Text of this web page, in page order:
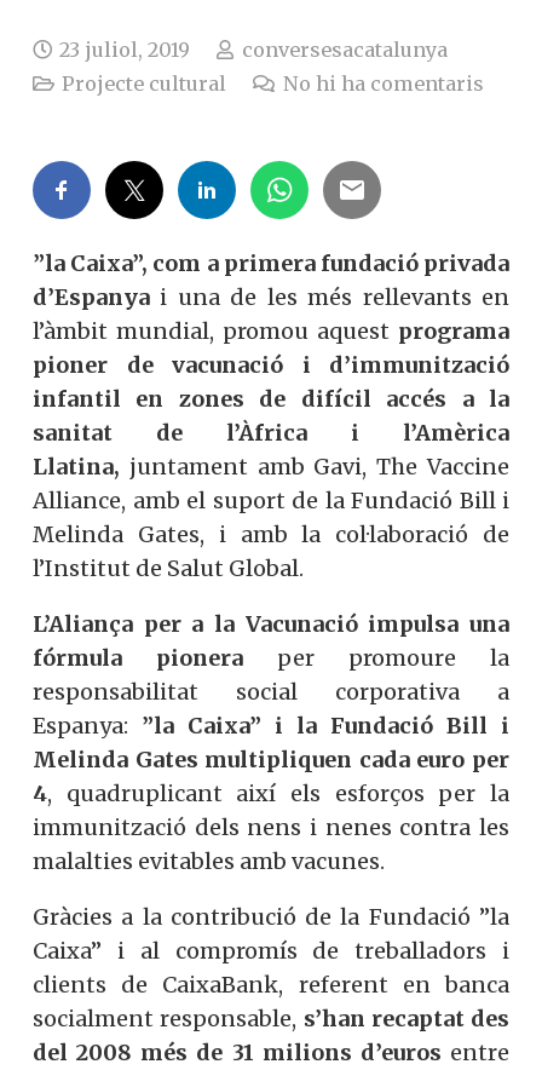
23 juliol, 2019
conversesacatalunya
Projecte cultural
No hi ha comentaris
”la Caixa”, com a primera fundació privada
d’Espanya i una de les més rellevants en
l’àmbit mundial, promou aquest programa
pioner de vacunació i d’immunització
infantil en zones de difícil accés a la
sanitat de l’Àfrica i l’Amèrica
Llatina, juntament amb Gavi, The Vaccine
Alliance, amb el suport de la Fundació Bill i
Melinda Gates, i amb la col·laboració de
l’Institut de Salut Global.
L’Aliança per a la Vacunació impulsa una
fórmula pionera per promoure la
responsabilitat social corporativa a
Espanya: ”la Caixa” i la Fundació Bill i
Melinda Gates multipliquen cada euro per
4, quadruplicant així els esforços per la
immunització dels nens i nenes contra les
malalties evitables amb vacunes.
Gràcies a la contribució de la Fundació ”la
Caixa” i al compromís de treballadors i
clients de CaixaBank, referent en banca
socialment responsable, s’han recaptat des
del 2008 més de 31 milions d’euros entre